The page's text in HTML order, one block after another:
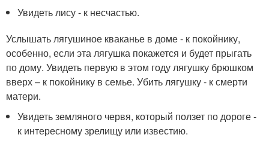
Увидеть лису - к несчастью.
Услышать лягушиное кваканье в доме - к покойнику,
особенно, если эта лягушка покажется и будет прыгать
по дому. Увидеть первую в этом году лягушку брюшком
вверх – к покойнику в семье. Убить лягушку - к смерти
матери.
Увидеть земляного червя, который ползет по дороге -
к интересному зрелищу или известию.